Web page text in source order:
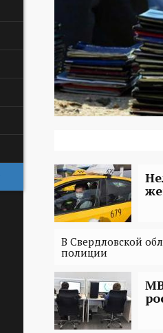
В Свердловской
полиции